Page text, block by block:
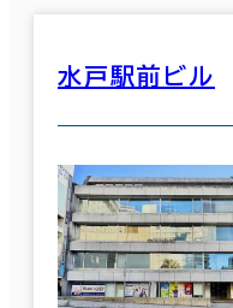
水戸駅前ビル